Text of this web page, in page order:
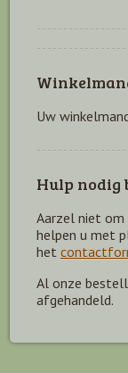
Uw
Hulp nodig
Aarzel niet
helpen u met
het
Al onze
afgehandeld.